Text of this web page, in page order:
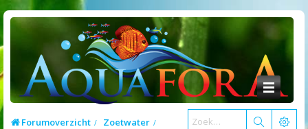
Forumoverzicht
Zoetwater